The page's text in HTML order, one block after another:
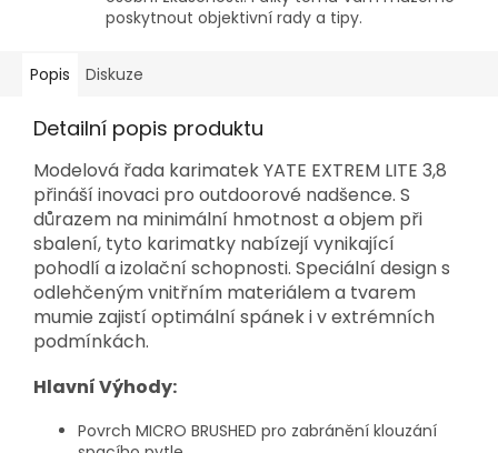
poskytnout objektivní rady a tipy.
Popis Diskuze
Detailní popis produktu
Modelová řada karimatek YATE EXTREM LITE 3,8
přináší inovaci pro outdoorové nadšence. S
důrazem na minimální hmotnost a objem při
sbalení, tyto karimatky nabízejí vynikající
pohodlí a izolační schopnosti. Speciální design s
odlehčeným vnitřním materiálem a tvarem
mumie zajistí optimální spánek i v extrémních
podmínkách.
Hlavní Výhody:
Povrch MICRO BRUSHED pro zabránění klouzání